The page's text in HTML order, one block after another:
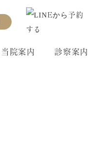
当院案内 診察案内